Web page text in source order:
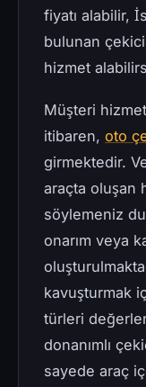
fiyatı alabilir,
bulunan
hizmet
Müşteri
itibaren, oto
girmektedir.
araçta oluşan
söylemeniz
onarım veya
kavuşturmak
türleri
donanımlı
sayede araç